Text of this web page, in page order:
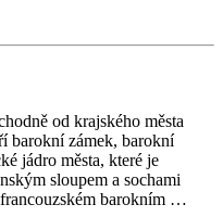
od krajského města
barokní zámek, barokní
jádro města, které je
sloupem a sochami
barokním …